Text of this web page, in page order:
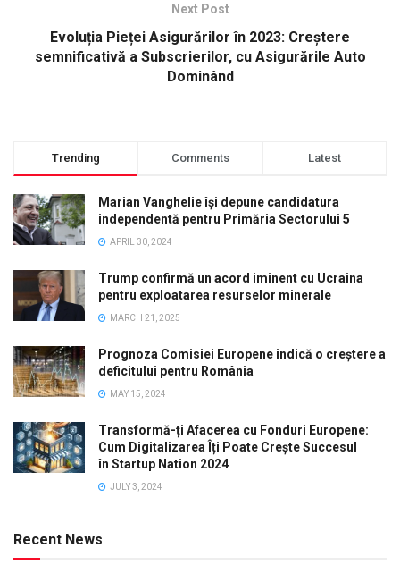
Next Post
Evoluția Pieței Asigurărilor în 2023: Creștere
semnificativă a Subscrierilor, cu Asigurările Auto
Dominând
Trending Comments Latest
Marian Vanghelie își depune candidatura
independentă pentru Primăria Sectorului 5
APRIL 30, 2024
Trump confirmă un acord iminent cu Ucraina
pentru exploatarea resurselor minerale
MARCH 21, 2025
Prognoza Comisiei Europene indică o creștere a
deficitului pentru România
MAY 15, 2024
Transformă-ți Afacerea cu Fonduri Europene:
Cum Digitalizarea Îți Poate Crește Succesul
în Startup Nation 2024
JULY 3, 2024
Recent News